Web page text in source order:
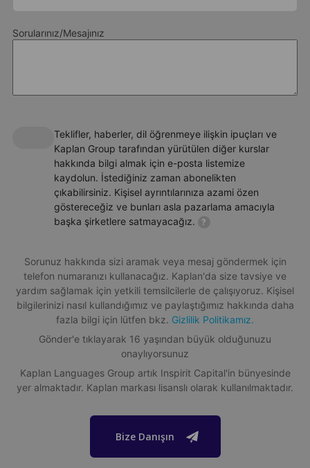
denetlenmektedir. Bath’taki İngilizce okulumuz için British
Minimum yaş
Başlangıç seviyesi
Kursa bağlı olarak başlangıç seviyesinden orta seviyeye kadar
Kurslar
Genel İngilizce İş İngilizcesi,Yarı yoğun Yoğun
Sınıf mevcudu
Ortalama 16, maksimum 17 öğrenci
Kurs süresi
1 ila 52 hafta. Ne kadar uzun süre eğitim alırsanız, o kadar fazla
Bu okul hakkında daha fazla bilgi edinin
Temel Bilgiler Dosyasını İndirin
Kendi mutfağı ve banyosu olan stüdyo odalar
Okula 16 dakikalık yürüme mesafesindedir
Sorularınız/Mesajınız
Teklifler, haberler, dil öğrenmeye ilişkin ipuçları ve
Kaplan Group tarafından yürütülen diğer kurslar
hakkında bilgi almak için e-posta listemize
kaydolun. İstediğiniz zaman abonelikten
çıkabilirsiniz. Kişisel ayrıntılarınıza azami özen
göstereceğiz ve bunları asla pazarlama amacıyla
başka şirketlere satmayacağız.
?
Sorunuz hakkında sizi aramak veya mesaj göndermek için
telefon numaranızı kullanacağız. Kaplan'da size tavsiye ve
yardım sağlamak için yetkili temsilcilerle de çalışıyoruz. Kişisel
bilgilerinizi nasıl kullandığımız ve paylaştığımız hakkında daha
fazla bilgi için lütfen bkz. Gizlilik Politikamız.
Gönder'e tıklayarak 16 yaşından büyük olduğunuzu
onaylıyorsunuz
Kaplan Languages Group artık Inspirit Capital'in bünyesinde
yer almaktadır. Kaplan markası lisanslı olarak kullanılmaktadır.
Bize Danışın